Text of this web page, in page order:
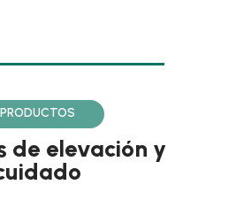
PRODUCTOS
de elevación y